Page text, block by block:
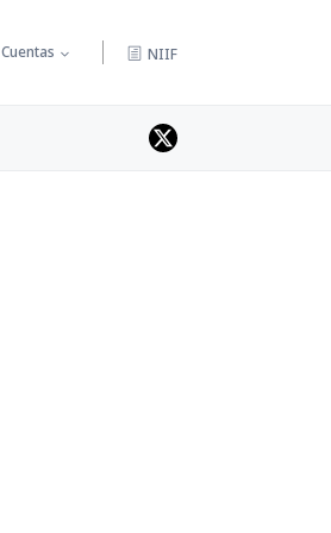
Cuentas NIIF